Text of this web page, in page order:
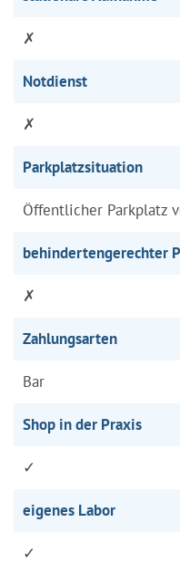
✗
Notdienst
✗
Parkplatzsituation
Öffentlicher Parkplatz
behindertengerechter
✗
Zahlungsarten
Bar
Shop in der Praxis
✓
eigenes Labor
✓